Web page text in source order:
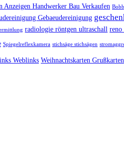
Anzeigen Handwerker Bau Verkaufen
Gebaeudereinigung
radiologie röntgen ultraschall reno
Spiegelreflexkamera stichsäge stichsägen
Weblinks Weihnachtskarten Grußkarten